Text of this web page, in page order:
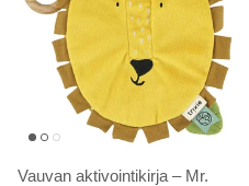
Vauvan aktivointikirja – Mr.